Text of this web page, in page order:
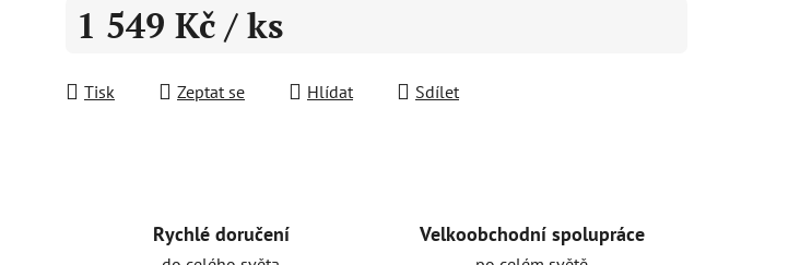
1 549 Kč / ks
Tisk
Zeptat se Hlídat Sdílet
Rychlé doručení Velkoobchodní spolupráce